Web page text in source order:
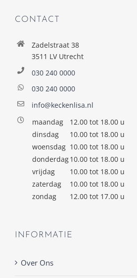
CONTACT
Zadelstraat 38
3511 LV Utrecht
030 240 0000
030 240 0000
info@keckenlisa.nl
maandag
12.00 tot 18.00 u
dinsdag
10.00 tot 18.00 u
woensdag 10.00 tot 18.00 u
donderdag10.00 tot 18.00 u
vrijdag
10.00 tot 18.00 u
zaterdag
10.00 tot 18.00 u
zondag
12.00 tot 17.00 u
INFORMATIE
Over Ons